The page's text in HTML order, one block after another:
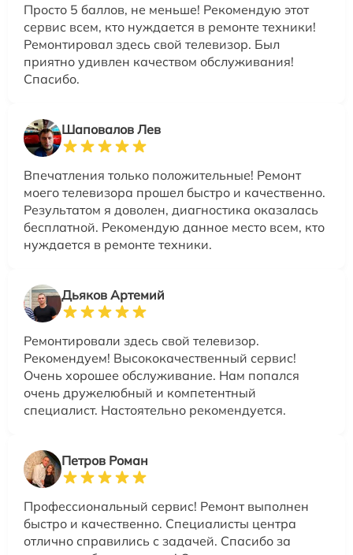
Просто 5 баллов, не меньше! Рекомендую этот
сервис всем, кто нуждается в ремонте техники!
Ремонтировал здесь свой телевизор. Был
приятно удивлен качеством обслуживания!
Спасибо.
Шаповалов Лев
Впечатления только положительные! Ремонт
моего телевизора прошел быстро и качественно.
Результатом я доволен, диагностика оказалась
бесплатной. Рекомендую данное место всем, кто
нуждается в ремонте техники.
Дьяков Артемий
Ремонтировали здесь свой телевизор.
Рекомендуем! Высококачественный сервис!
Очень хорошее обслуживание. Нам попался
очень дружелюбный и компетентный
специалист. Настоятельно рекомендуется.
Петров Роман
Профессиональный сервис! Ремонт выполнен
быстро и качественно. Специалисты центра
отлично справились с задачей. Спасибо за